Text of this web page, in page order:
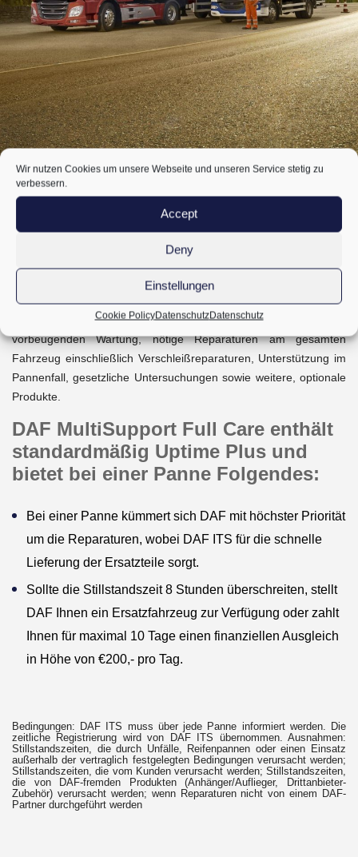
Wir nutzen Cookies um unsere Webseite und unseren Service stetig zu
verbessern.
Accept
Deny
Einstellungen
Cookie PolicyDatenschutzDatenschutz
DAF Full Care
Alles, und noch mehr
Das DAF Full Care Paket umfasst umfangreiche Maßnahmen der
vorbeugenden Wartung, nötige Reparaturen am gesamten
Fahrzeug einschließlich Verschleißreparaturen, Unterstützung im
Pannenfall, gesetzliche Untersuchungen sowie weitere, optionale
Produkte.
DAF MultiSupport Full Care enthält
standardmäßig Uptime Plus und
bietet bei einer Panne Folgendes:
Bei einer Panne kümmert sich DAF mit höchster Priorität
um die Reparaturen, wobei DAF ITS für die schnelle
Lieferung der Ersatzteile sorgt.
Sollte die Stillstandszeit 8 Stunden überschreiten, stellt
DAF Ihnen ein Ersatzfahrzeug zur Verfügung oder zahlt
Ihnen für maximal 10 Tage einen finanziellen Ausgleich
in Höhe von €200,- pro Tag.
Bedingungen: DAF ITS muss über jede Panne informiert werden. Die
zeitliche Registrierung wird von DAF ITS übernommen. Ausnahmen:
Stillstandszeiten, die durch Unfälle, Reifenpannen oder einen Einsatz
außerhalb der vertraglich festgelegten Bedingungen verursacht werden;
Stillstandszeiten, die vom Kunden verursacht werden; Stillstandszeiten,
die von DAF-fremden Produkten (Anhänger/Auflieger, Drittanbieter-
Zubehör) verursacht werden; wenn Reparaturen nicht von einem DAF-
Partner durchgeführt werden